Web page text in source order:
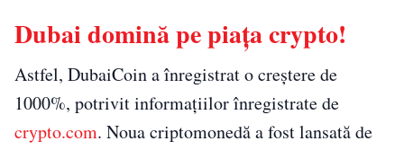
Dubai domină pe piața crypto!
Astfel, DubaiCoin a înregistrat o creștere de
1000%, potrivit informațiilor înregistrate de
crypto.com. Noua criptomonedă a fost lansată de